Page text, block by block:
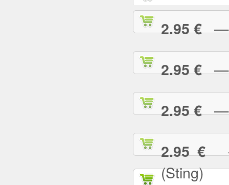
2.95 €—
2.95 €—
2.95 €—
2.95 €—
(Sting)